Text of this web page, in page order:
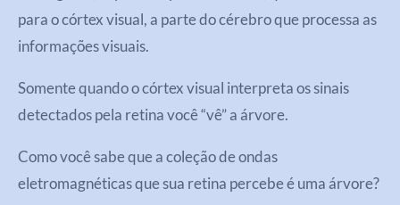
para o córtex visual, a parte do cérebro que processa as
informações visuais.
Somente quando o córtex visual interpreta os sinais
detectados pela retina você “vê” a árvore.
Como você sabe que a coleção de ondas
eletromagnéticas que sua retina percebe é uma árvore?